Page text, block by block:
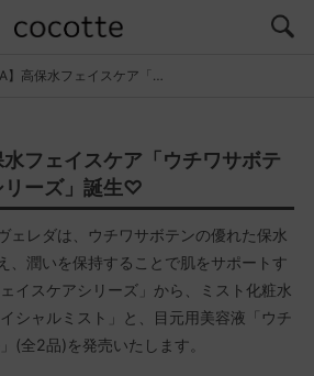
】高保水フェイスケア「…
水フェイスケア「ウチワサボテ
リーズ」誕生♡
ェレダは、ウチワサボテンの優れた保水
、潤いを保持することで肌をサポートす
イスケアシリーズ」から、ミスト化粧水
シャルミスト」と、目元用美容液「ウチ
(全2品)を発売いたします。